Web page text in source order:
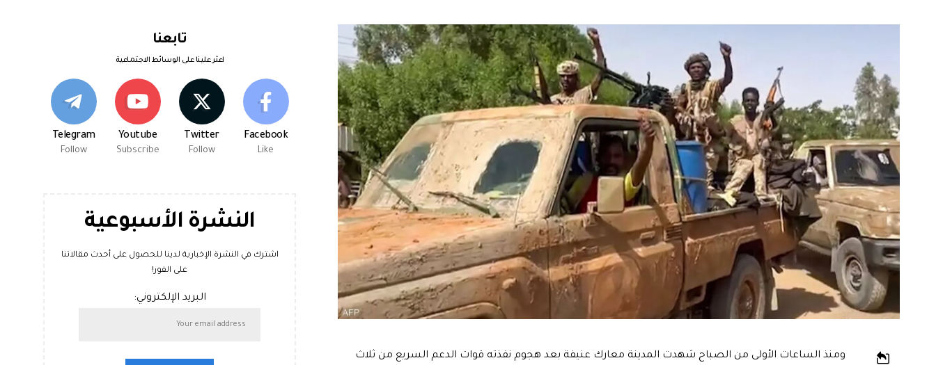
ومنذ الساعات الأولى من الصباح شهدت المدينة معارك عنيفة بعد هجوم نفذته قوات الدعم السريع من ثلاث
تابعنا
اعثر علينا على الوسائط الاجتماعية
Facebook
Like
Twitter
Follow
Youtube
Subscribe
Telegram
Follow
النشرة الأسبوعية
اشترك في النشرة الإخبارية لدينا للحصول على أحدث مقالاتنا
على الفور!
البريد الإلكتروني: